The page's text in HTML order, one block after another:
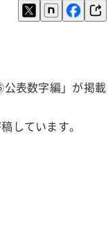
表数字編」が掲載
しています。